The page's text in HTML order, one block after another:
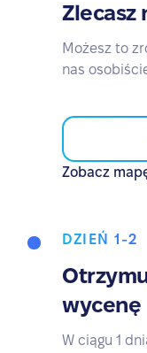
Zlecasz
Możesz to
nas
Zobacz
DZIEŃ 1-2
wycenę
W ciągu 1